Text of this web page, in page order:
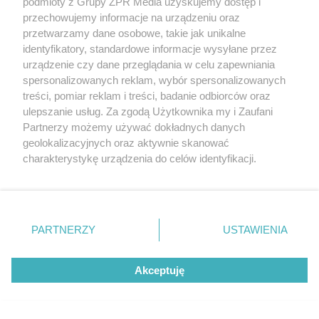
ZOBACZ WIĘCEJ
przechowujemy informacje na urządzeniu oraz
przetwarzamy dane osobowe, takie jak unikalne
identyfikatory, standardowe informacje wysyłane przez
urządzenie czy dane przeglądania w celu zapewniania
spersonalizowanych reklam, wybór spersonalizowanych
treści, pomiar reklam i treści, badanie odbiorców oraz
ulepszanie usług. Za zgodą Użytkownika my i Zaufani
Partnerzy możemy używać dokładnych danych
geolokalizacyjnych oraz aktywnie skanować
charakterystykę urządzenia do celów identyfikacji.
zmienić/wycofać klikając przycisk ustawień prywatności
znajdujący się w lewym dolnym rogu strony
rodzaje przetwarzania danych nie wymagają zgody
użytkownika, ale masz prawo sprzeciwić się takiemu
przetwarzaniu. Preferencje będą miały zastosowanie tylko
PARTNERZY USTAWIENIA
Akceptuję